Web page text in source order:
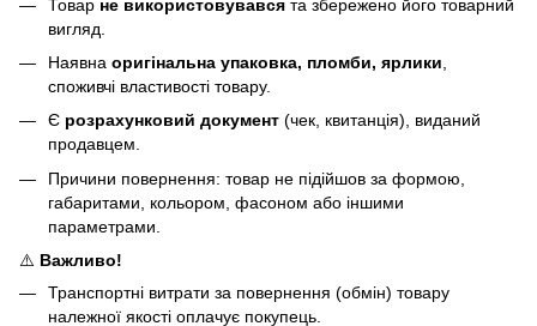
Товар не використовувався та збережено його товарний
вигляд.
Наявна оригінальна упаковка, пломби, ярлики
споживчі властивості товару.
Є розрахунковий документ (чек, квитанція), виданий
продавцем.
Причини повернення: товар не підійшов за формою,
габаритами, кольором, фасоном або іншими
параметрами.
⚠️ Важливо!
Транспортні витрати за повернення (обмін) товару
належної якості оплачує покупець.